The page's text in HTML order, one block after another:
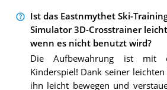
Ist das Eastnmythet Ski-
Simulator 3D-Crosstrainer
wenn es nicht benutzt wird?
Die Aufbewahrung ist mit
Kinderspiel! Dank seiner
ihn leicht bewegen und